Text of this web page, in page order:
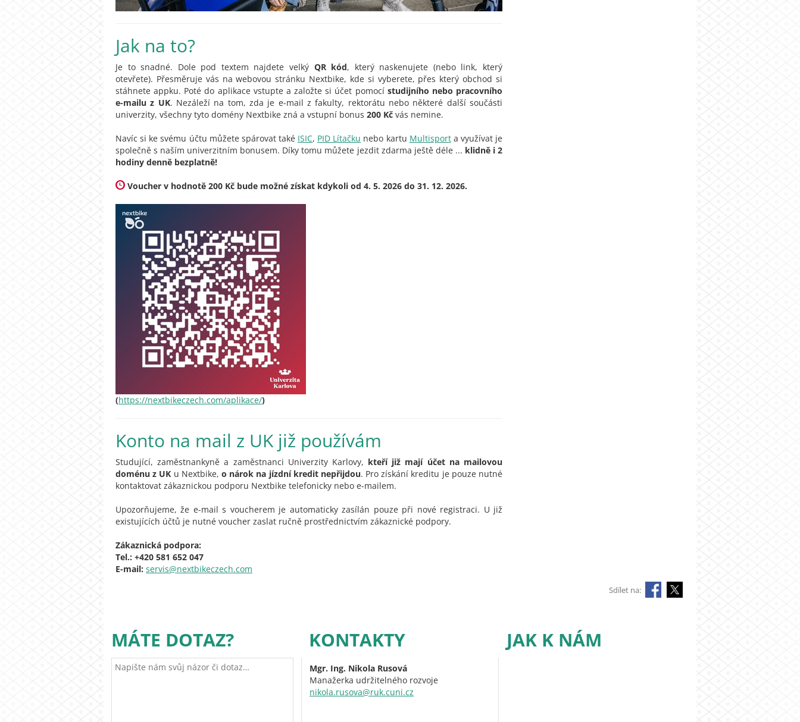
Jak na to?
Je to snadné. Dole pod textem najdete velký QR kód, který naskenujete (nebo link, který
otevřete). Přesměruje vás na webovou stránku Nextbike, kde si vyberete, přes který obchod si
stáhnete appku. Poté do aplikace vstupte a založte si účet pomocí studijního nebo pracovního
e-mailu z UK. Nezáleží na tom, zda je e-mail z fakulty, rektorátu nebo některé další součásti
univerzity, všechny tyto domény Nextbike zná a vstupní bonus 200 Kč vás nemine.
Navíc si ke svému účtu můžete spárovat také ISIC, PID Lítačku nebo kartu Multisporta využívat je
společně s naším univerzitním bonusem. Díky tomu můžete jezdit zdarma ještě déle ... klidně i 2
hodiny denně bezplatně!
Voucher v hodnotě 200 Kč bude možné získat kdykoli od 4. 5. 2026 do 31. 12. 2026.
(https://nextbikeczech.com/aplikace/)
Konto na mail z UK již používám
Studující, zaměstnankyně a zaměstnanci Univerzity Karlovy, kteří již mají účet na mailovou
doménu z UK u Nextbike, o nárok na jízdní kredit nepřijdou. Pro získání kreditu je pouze nutné
kontaktovat zákaznickou podporu Nextbike telefonicky nebo e-mailem.
Upozorňujeme, že e-mail s voucherem je automaticky zasílán pouze při nové registraci. U již
existujících účtů je nutné voucher zaslat ručně prostřednictvím zákaznické podpory.
Zákaznická podpora:
Tel.: +420 581 652 047
E-mail: servis@nextbikeczech.com
Sdílet na:
MÁTE DOTAZ? KONTAKTY
Mgr. Ing. Nikola Rusová
Manažerka udržitelného rozvoje
nikola.rusova@ruk.cuni.cz
JAK K NÁM